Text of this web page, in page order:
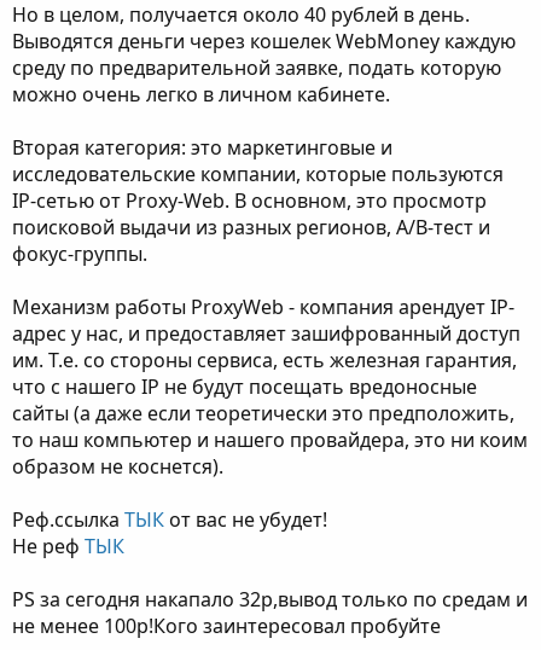
Но в целом, получается около 40 рублей в день.
Выводятся деньги через кошелек WebMoney каждую
среду по предварительной заявке, подать которую
можно очень легко в личном кабинете.
Вторая категория: это маркетинговые и
исследовательские компании, которые пользуются
IP-сетью от Proxy-Web. В основном, это просмотр
поисковой выдачи из разных регионов, A/B-тест и
фокус-группы.
Механизм работы ProxyWeb - компания арендует IP-
адрес у нас, и предоставляет зашифрованный доступ
им. Т.е. со стороны сервиса, есть железная гарантия,
что с нашего IP не будут посещать вредоносные
сайты (а даже если теоретически это предположить,
то наш компьютер и нашего провайдера, это ни коим
образом не коснется).
Реф.ссылка ТЫКот вас не убудет!
Не реф ТЫК
PS за сегодня накапало 32р,вывод только по средам и
не менее 100р!Кого заинтересовал пробуйте